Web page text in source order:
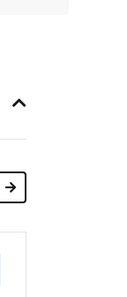
Következő